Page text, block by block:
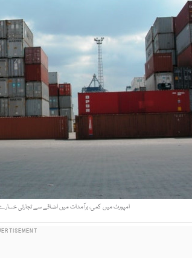
امپورٹ میں کمی، برآمدات میں اضافے سے تجارتی خسارے